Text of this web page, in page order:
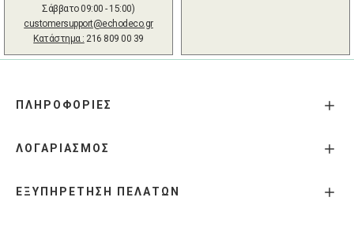
Σάββατο 09:00 - 15:00)
customersupport@echodeco.gr
Κατάστημα : 216 809 00 39
ΠΛΗΡΟΦΟΡΙΕΣ
ΛΟΓΑΡΙΑΣΜΟΣ
ΕΞΥΠΗΡΕΤΗΣΗ ΠΕΛΑΤΩΝ